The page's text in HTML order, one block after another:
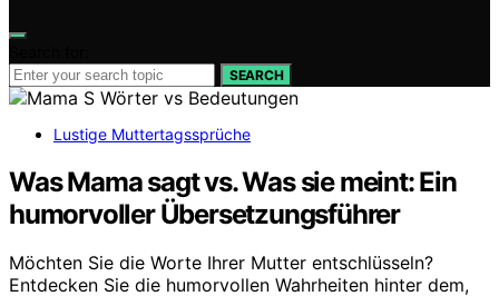
SEARCH
Lustige Muttertagssprüche
Was Mama sagt vs. Was sie meint: Ein
humorvoller Übersetzungsführer
Möchten Sie die Worte Ihrer Mutter entschlüsseln?
Entdecken Sie die humorvollen Wahrheiten hinter dem,